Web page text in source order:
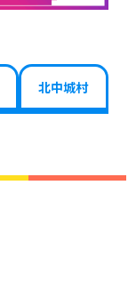
北中城村